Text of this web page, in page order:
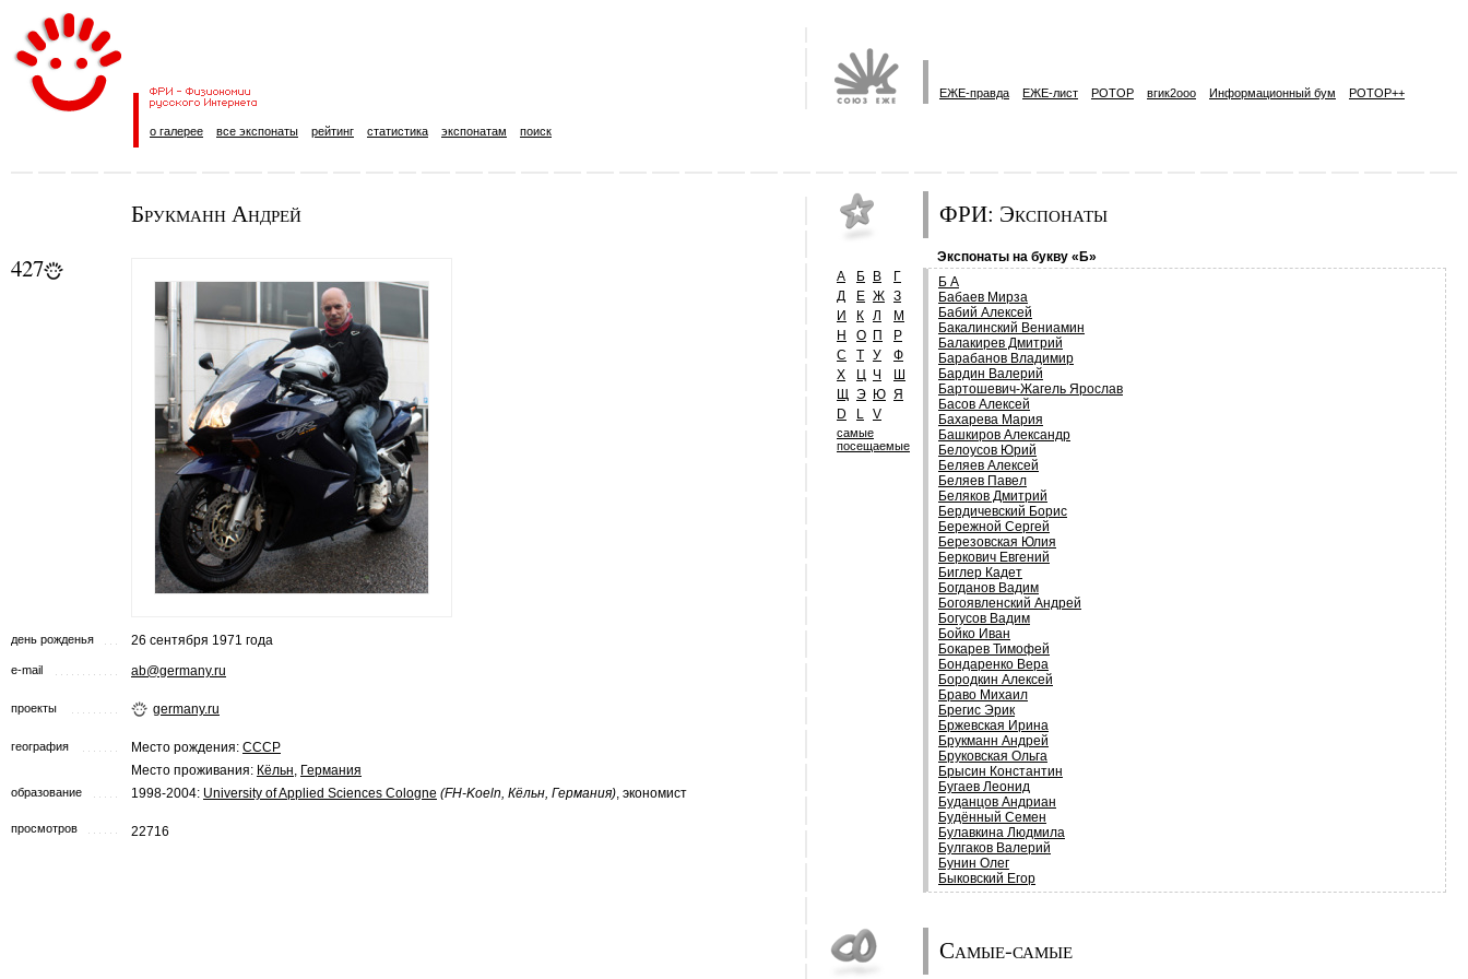
о галерее все экспонаты рейтинг статистика экспонатам поиск
ЕЖЕ-правда ЕЖЕ-лист РОТОР вгик2ooo Информационный бум РОТОР++
Брукманн Андрей
427
день рожденья 26 сентября 1971 года
e-mail ab@germany.ru
проекты germany.ru
география Место рождения: СССР
Место проживания: Кёльн, Германия
образование 1998-2004: University of Applied Sciences Cologne (FH-Koeln, Кёльн, Германия), экономист
просмотров 22716
ФРИ: Экспонаты
А Б В
Г
Д
Е Ж З
И
К Л
М
Н
О П
Р
С
Т У
Ф
Х
Ц Ч
Ш
Щ Э Ю Я
D
L V
самые
посещаемые
Экспонаты на букву «Б»
Б А
Бабаев Мирза
Бабий Алексей
Бакалинский Вениамин
Балакирев Дмитрий
Барабанов Владимир
Бардин Валерий
Бартошевич-Жагель Ярослав
Басов Алексей
Бахарева Мария
Башкиров Александр
Белоусов Юрий
Беляев Алексей
Беляев Павел
Беляков Дмитрий
Бердичевский Борис
Бережной Сергей
Березовская Юлия
Беркович Евгений
Биглер Кадет
Богданов Вадим
Богоявленский Андрей
Богусов Вадим
Бойко Иван
Бокарев Тимофей
Бондаренко Вера
Бородкин Алексей
Браво Михаил
Брегис Эрик
Бржевская Ирина
Брукманн Андрей
Бруковская Ольга
Брысин Константин
Бугаев Леонид
Буданцов Андриан
Будённый Семен
Булавкина Людмила
Булгаков Валерий
Бунин Олег
Быковский Егор
Самые-самые